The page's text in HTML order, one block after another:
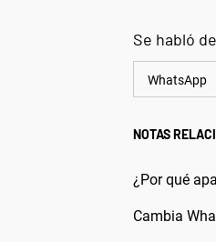
Se habló de
WhatsApp
NOTAS
¿Por qué
Cambia